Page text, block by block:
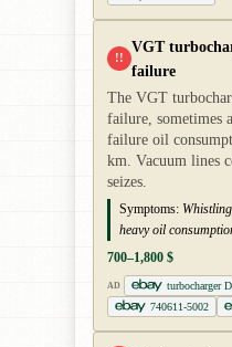
!!
VGT
failure
The VGT
failure, sometimes
failure oil
km. Vacuum lines
seizes.
Symptoms:
heavy oil
700–1,800 $
AD turbocharger
740611-5002